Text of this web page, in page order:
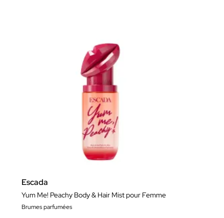
Escada
Yum Me! Peachy Body & Hair Mist pour Femme
Brumes parfumées